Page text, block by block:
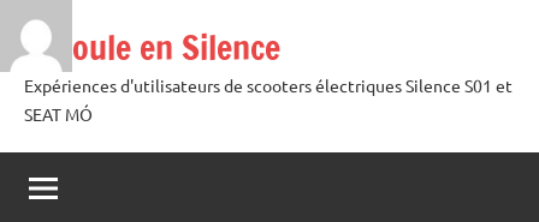
Aller
contenu
Je roule en Silence
Expériences d'utilisateurs de scooters électriques Silence S01 et
SEAT MÓ